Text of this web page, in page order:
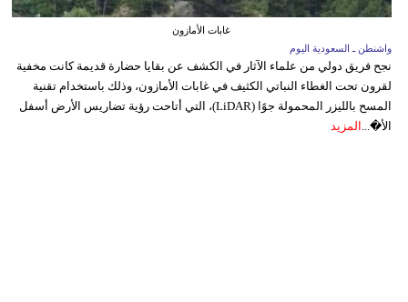
غابات الأمازون
واشنطن ـ السعودية اليوم
نجح فريق دولي من علماء الآثار في الكشف عن بقايا حضارة قديمة كانت مخفية
لقرون تحت الغطاء النباتي الكثيف في غابات الأمازون، وذلك باستخدام تقنية
المسح بالليزر المحمولة جوًا (LiDAR)، التي أتاحت رؤية تضاريس الأرض أسفل
الأ�... المزيد